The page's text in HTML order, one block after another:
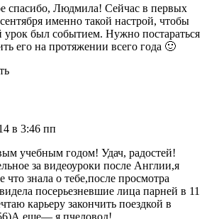
спасибо, Людмила! Сейчас в первых
именно такой настрой, чтобы
был событием. Нужно постараться
его на протяжении всего года 🙂
в 3:46 пп
учебным годом! Удач, радостей!
за видеоуроки после Англии,я
что знала о тебе,после просмотра
посерьезневшие лица парней в 11
карьеру закончить поездкой в
еще— я пчеловод!